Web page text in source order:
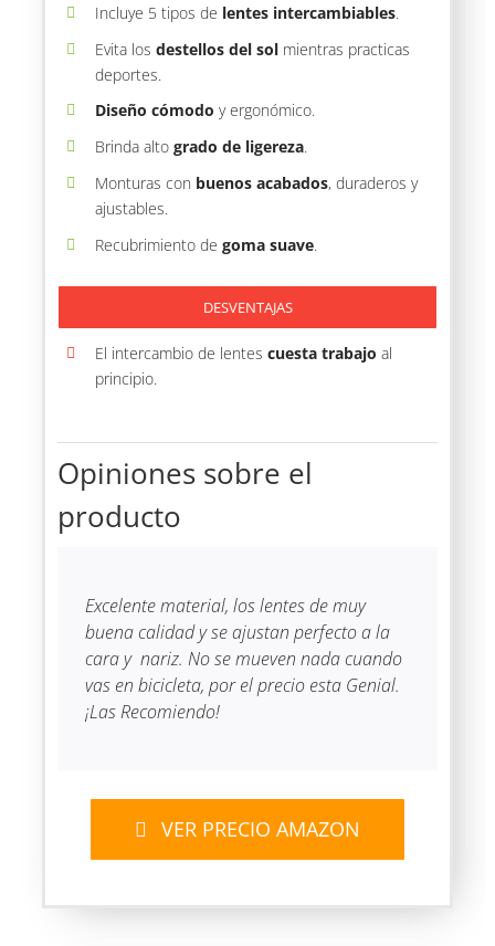
Incluye 5 tipos de lentes intercambiables.
Evita los destellos del solmientras practicas
deportes.
Diseño cómodo y ergonómico.
Brinda alto grado de ligereza.
Monturas con buenos acabados, duraderos y
ajustables.
Recubrimiento de goma suave.
DESVENTAJAS
El intercambio de lentes cuesta trabajo al
principio.
Opiniones sobre el
producto
Excelente material, los lentes de muy
buena calidad y se ajustan perfecto a la
cara y nariz. No se mueven nada cuando
vas en bicicleta, por el precio esta Genial.
¡Las Recomiendo!
VER PRECIO AMAZON